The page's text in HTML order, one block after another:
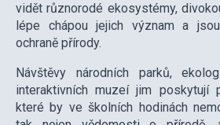
vidět různorodé ekosystémy,
lépe chápou jejich význam a
ochraně přírody.
Návštěvy národních parků,
interaktivních muzeí jim poskytují
které by ve školních hodinách